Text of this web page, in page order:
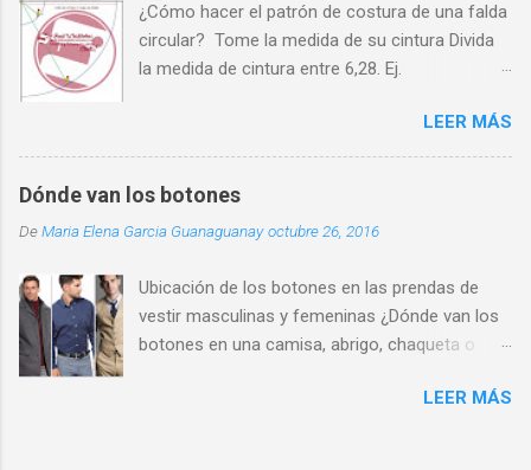
¿Cómo hacer el patrón de costura de una falda
circular? Tome la medida de su cintura Divida
la medida de cintura entre 6,28. Ej.
Sobre un pliego de papel, fije en una esquina el
cordón y a 11cm el lápiz (11 es el resultado de
la operación anterior que llamaremos Radio de
compás trace una línea curva de un extremo a
cordón con la medida de Radio de cintura más
el largo de falda deseado y trace otra línea
circular de extremo a extremo. Si tiene más
directamente en la tela. ¿Cuánta tela se
LEER MÁS
Dónde van los botones
DeMaria Elena Garcia Guanaguanay octubre 26, 2016
Ubicación de los botones en las prendas de
vestir masculinas y femeninas ¿Dónde van los
botones en una camisa, abrigo, chaqueta o
la parte delantera derecha. También hay que
LEER MÁS